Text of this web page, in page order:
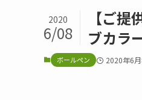
【ご
ブカラ
2020
6/08
ボールペン 2020年6